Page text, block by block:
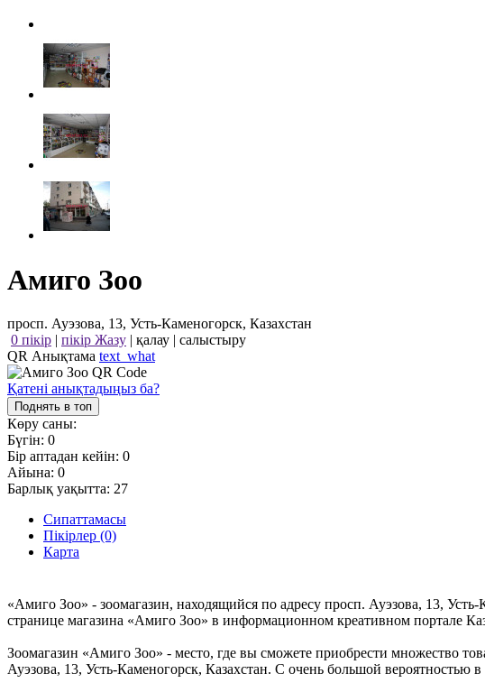
Амиго Зоо
просп. Ауэзова, 13, Усть-Каменогорск, Казахстан
0 пікір | пікір Жазу | қалау | салыстыру
QR Анықтама text_what
Қатені анықтадыңыз ба?
Поднять в топ
Көру саны:
Бүгін: 0
Бір аптадан кейін: 0
Айына: 0
Барлық уақытта: 27
Сипаттамасы
Пікірлер (0)
Карта
«Амиго Зоо» - зоомагазин, находящийся по адресу просп. Ауэзова, 13,
странице магазина «Амиго Зоо» в информационном креативном портале
Зоомагазин «Амиго Зоо» - место, где вы сможете приобрести множество
Ауэзова, 13, Усть-Каменогорск, Казахстан. С очень большой